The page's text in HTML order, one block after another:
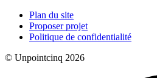
Plan du site
Proposer projet
Politique de confidentialité
© Unpointcinq 2026